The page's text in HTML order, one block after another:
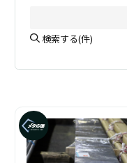
検索する(件)